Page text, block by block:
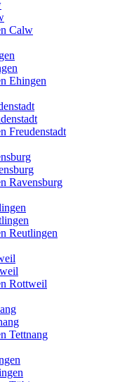
Calw
Ehingen
Freudenstadt
Ravensburg
Reutlingen
Rottweil
Tettnang